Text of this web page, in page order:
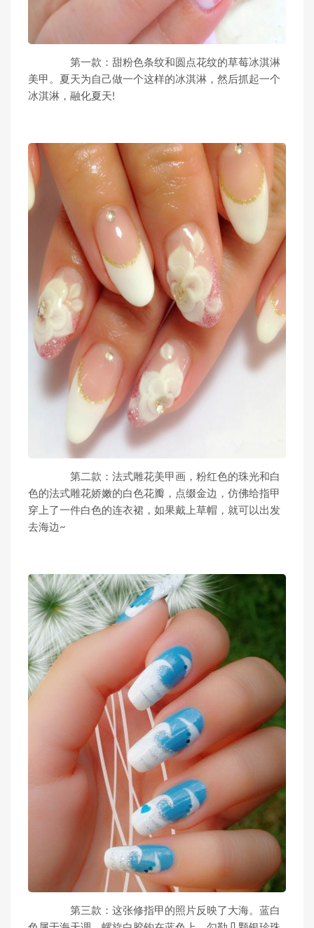
第一款：甜粉色条纹和圆点花纹的草莓冰淇淋
美甲。夏天为自己做一个这样的冰淇淋，然后抓起一个
冰淇淋，融化夏天!
第二款：法式雕花美甲画，粉红色的珠光和白
色的法式雕花娇嫩的白色花瓣，点缀金边，仿佛给指甲
穿上了一件白色的连衣裙，如果戴上草帽，就可以出发
去海边~
第三款：这张修指甲的照片反映了大海。蓝白